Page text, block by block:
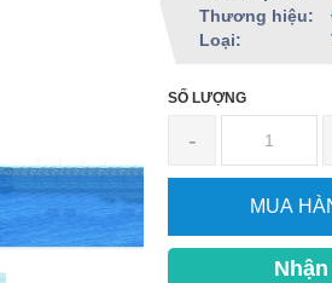
Thương hiệu:
Loại:
SỐ LƯỢNG
-
MUA